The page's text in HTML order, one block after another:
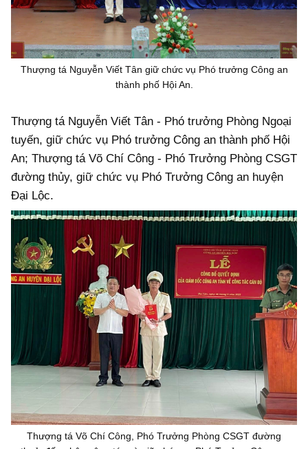
Thượng tá Nguyễn Viết Tân giữ chức vụ Phó trưởng Công an
thành phố Hội An.
Thượng tá Nguyễn Viết Tân - Phó trưởng Phòng Ngoại
tuyến, giữ chức vụ Phó trưởng Công an thành phố Hội
An; Thượng tá Võ Chí Công - Phó Trưởng Phòng CSGT
đường thủy, giữ chức vụ Phó Trưởng Công an huyện
Đại Lộc.
Thượng tá Võ Chí Công, Phó Trưởng Phòng CSGT đường